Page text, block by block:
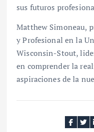
sus futuros
Matthew Simoneau,
y Profesional en la
Wisconsin-Stout,
en comprender la
aspiraciones de la